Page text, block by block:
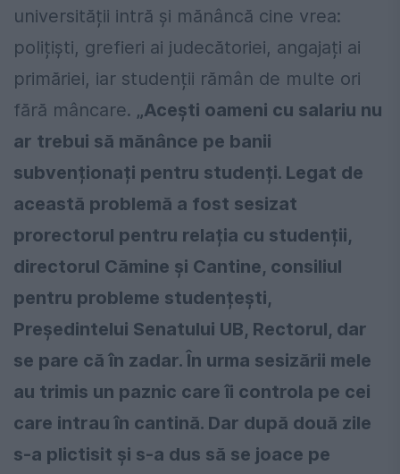
universității intră și mănâncă cine vrea:
polițiști, grefieri ai judecătoriei, angajați ai
primăriei, iar studenții rămân de multe ori
fără mâncare. „Acești oameni cu salariu nu
ar trebui să mănânce pe banii
subvenționați pentru studenți. Legat de
această problemă a fost sesizat
prorectorul pentru relația cu studenții,
directorul Cămine și Cantine, consiliul
pentru probleme studențești,
Președintelui Senatului UB, Rectorul, dar
se pare că în zadar. În urma sesizării mele
au trimis un paznic care îi controla pe cei
care intrau în cantină. Dar după două zile
s-a plictisit și s-a dus să se joace pe